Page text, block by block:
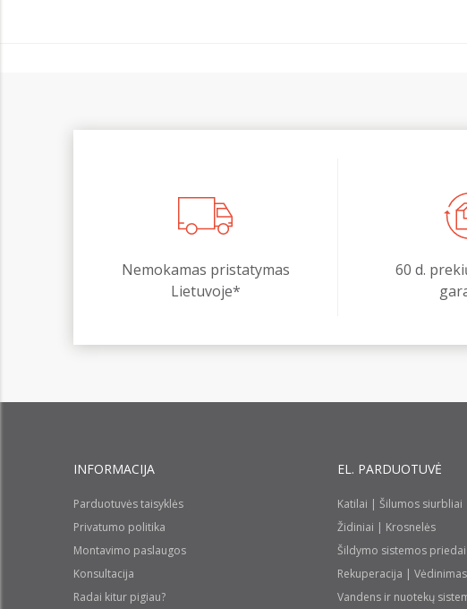
Nemokamas pristatymas
Lietuvoje*
60 d.
INFORMACIJA
Parduotuvės taisyklės
Privatumo politika
Montavimo paslaugos
Konsultacija
Radai kitur pigiau?
EL. PARDUOTUVĖ
Katilai | Šilumos siurbliai
Židiniai | Krosnelės
Šildymo sistemos priedai
Rekuperacija | Vėdinimas
Vandens ir nuotekų